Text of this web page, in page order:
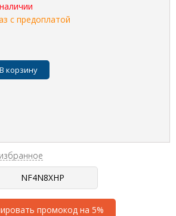
с предоплатой
В корзину
промокод на 5%